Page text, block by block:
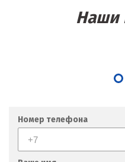
Наши
Номер телефона